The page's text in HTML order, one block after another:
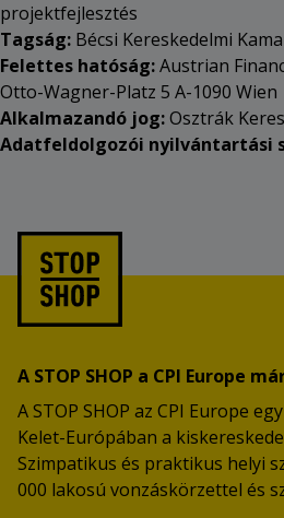
projektfejlesztés
Tagság: Bécsi Kereskedelmi
Felettes hatóság:Austrian
Otto-Wagner-Platz 5 A-1090 Wien
Alkalmazandó jog:Osztrák
Adatfeldolgozói nyilvántartási
A STOP SHOP a CPI Europe
A STOP SHOP az CPI Europe
Kelet-Európában a
Szimpatikus és praktikus helyi
000 lakosú vonzáskörzettel és